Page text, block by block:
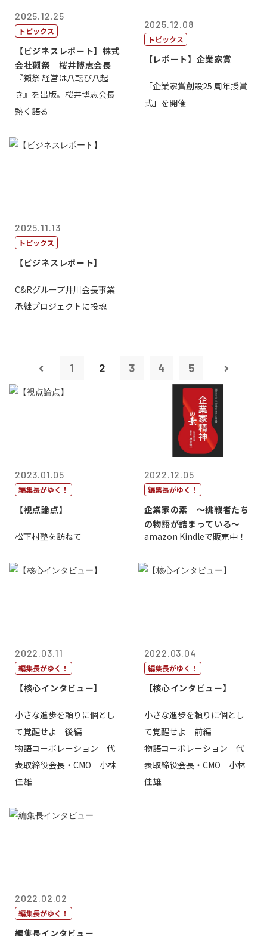
2025.12.25
トピックス
【ビジネスレポート】株式
会社獺祭 桜井博志会長
『獺祭 経営は八転び八起
き』を出版。桜井博志会長
熱く語る
2025.12.08
トピックス
【レポート】企業家賞
「企業家賞創設25 周年授賞
式」を開催
2025.11.13
トピックス
【ビジネスレポート】
C&Rグループ井川会長事業
承継プロジェクトに投魂
1 2 3 4 5
2023.01.05
編集長がゆく！
【視点論点】
松下村塾を訪ねて
2022.12.05
編集長がゆく！
企業家の素 〜挑戦者たち
の物語が詰まっている〜
amazon Kindleで販売中！
2022.03.11
編集長がゆく！
【核心インタビュー】
小さな進歩を頼りに個とし
て覚醒せよ 後編
物語コーポレーション 代
表取締役会長・CMO 小林
佳雄
2022.03.04
編集長がゆく！
【核心インタビュー】
小さな進歩を頼りに個とし
て覚醒せよ 前編
物語コーポレーション 代
表取締役会長・CMO 小林
佳雄
2022.02.02
編集長がゆく！
編集長インタビュー